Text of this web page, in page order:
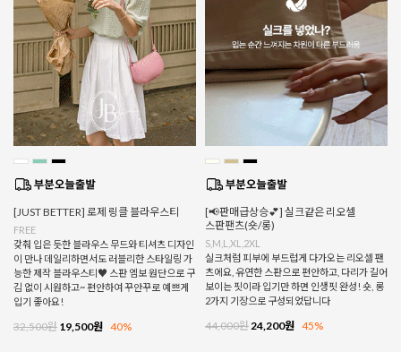
[JUST BETTER] 로제 링클 블라우스티
FREE
갖춰 입은 듯한 블라우스 무드와 티셔츠 디자인
이 만나 데일리하면서도 러블리한 스타일링 가
능한 제작 블라우스티♥ 스판 엠보 원단으로 구
김 없이 시원하고~ 편안하여 꾸안꾸로 예쁘게
입기 좋아요!
32,500원 19,500원 40%
[📢판매급상승💕] 실크같은 리오셀
스판팬츠(숏/롱)
S,M,L,XL,2XL
실크처럼 피부에 부드럽게 다가오는 리오셀 팬
츠에요, 유연한 스판으로 편안하고, 다리가 길어
보이는 핏이라 입기만 하면 인생핏 완성! 숏, 롱
2가지 기장으로 구성되었답니다
44,000원 24,200원 45%